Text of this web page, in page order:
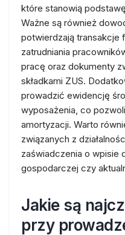
które stanowią
Ważne są również
potwierdzają transakcje
zatrudniania
pracę oraz dokumenty
składkami ZUS.
prowadzić ewidencję
wyposażenia, co
amortyzacji. Warto
związanych z
zaświadczenia o wpisie
gospodarczej czy
Jakie są
przy